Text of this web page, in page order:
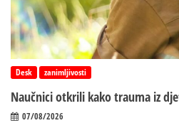
Desk zanimljivosti
Naučnici otkrili kako trauma iz
07/08/2026